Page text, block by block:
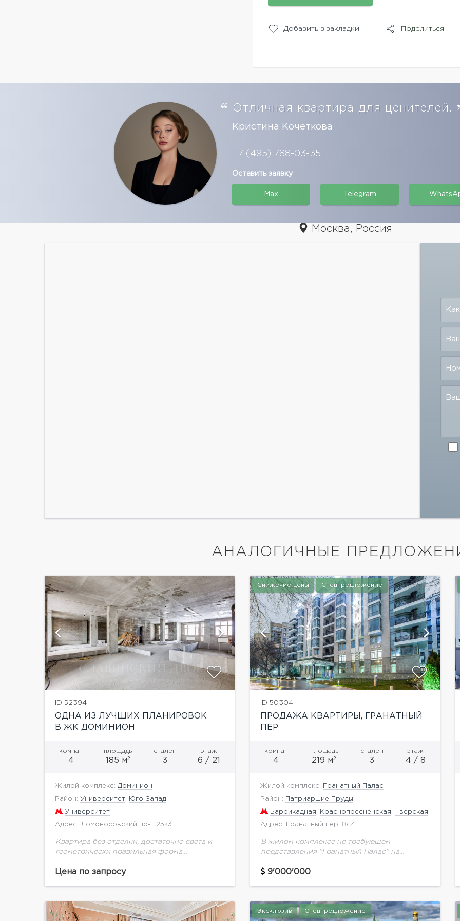
Добавить в закладки Поделиться
Отличная квартира для ценителей.
Кристина Кочеткова
+7 (495) 788-03-35
Оставить заявку
Max Telegram
Москва, Россия
АНАЛОГИЧНЫЕ
ID 52394
ОДНА ИЗ ЛУЧШИХ ПЛАНИРОВОК
В ЖК ДОМИНИОН
комнат
4
площадь
185 м2
спален
3
этаж
6 / 21
Жилой комплекс: Доминион
Район: Университет Юго-Запад
Университет
Адрес: Ломоносовский пр-т 25к3
Квартира без отделки, достаточно света и
геометрически правильная форма
квартиры выходят на две стороны, три
Цена по запросу
показать ещё 6 фотографий
Снижение цены Спецпредложение
ID 50304
ПРОДАЖА КВАРТИРЫ, ГРАНАТНЫЙ
ПЕР
комнат
4
площадь
219 м2
спален
3
этаж
4 / 8
Жилой комплекс: Гранатный Палас
Район: Патриаршие Пруды
Баррикадная Краснопресненская Тверская
Адрес: Гранатный пер. 8с4
В жилом комплексе не требующем
представления "Гранатный Палас" на
планировки общей площадью 219 кв.м с
позволяет спроектировать три спальни...
9'000'000
показать ещё 6 фотографий
Эксклюзив Спецпредложение